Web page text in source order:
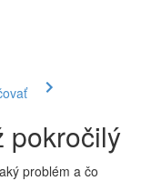
pokročilý
problém a čo